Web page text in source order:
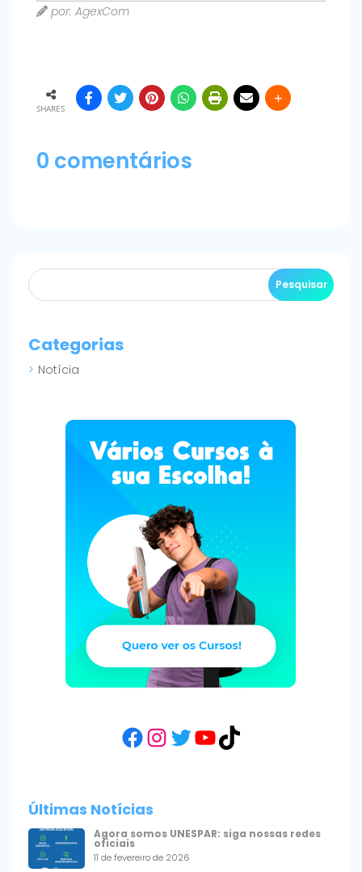
por: AgexCom
SHARES
0 comentários
Categorias
Notícia
Facebook
Instagram
Twitter
YouTube
TikTok
Últimas Notícias
Agora somos UNESPAR: siga nossas redes
oficiais
11 de fevereiro de 2026